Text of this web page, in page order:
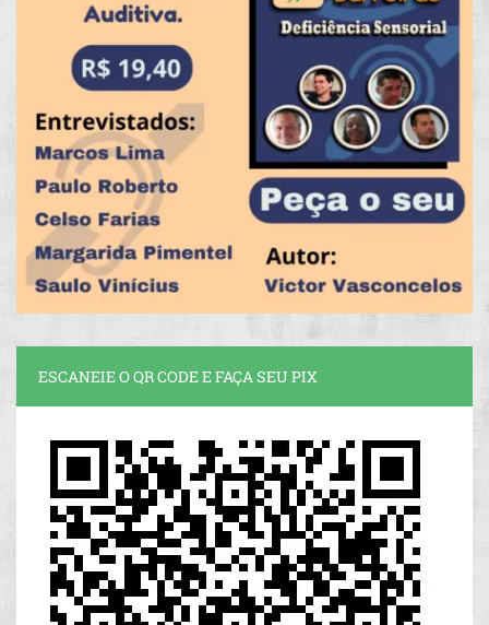
ESCANEIE O QR CODE E FAÇA SEU PIX